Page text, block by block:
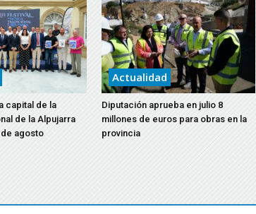
capital de la
de la Alpujarra
agosto
Actualidad
Diputación aprueba en julio 8
millones de euros para obras en la
provincia